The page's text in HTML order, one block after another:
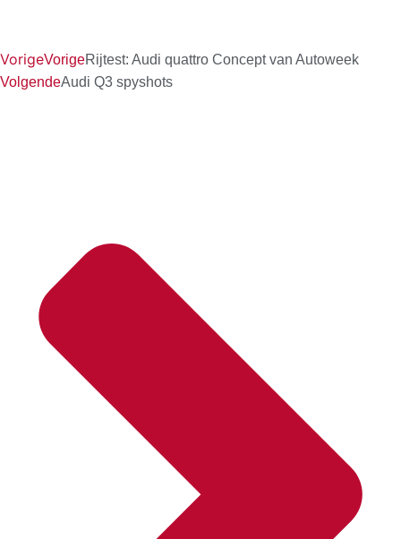
VorigeVorigeRijtest: Audi quattro Concept van Autoweek
VolgendeAudi Q3 spyshots